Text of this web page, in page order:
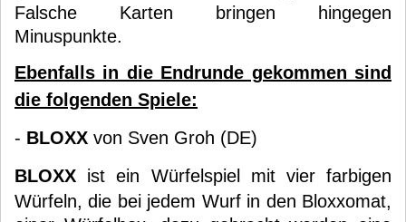
Falsche Karten bringen hingegen
Minuspunkte.
Ebenfalls in die Endrunde gekommen sind
die folgenden Spiele:
- BLOXX von Sven Groh (DE)
BLOXX ist ein Würfelspiel mit vier farbigen
Würfeln, die bei jedem Wurf in den Bloxxomat,